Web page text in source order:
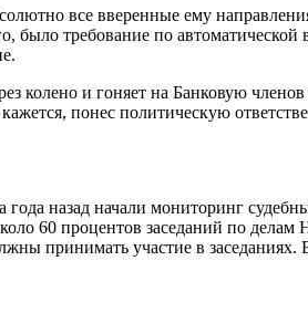
все вверенные ему
было требование по автоматической
и гоняет на Банковую членов
понес политическую
назад начали мониторинг
60 процентов заседаний по
принимать учас­тие в заседаниях.